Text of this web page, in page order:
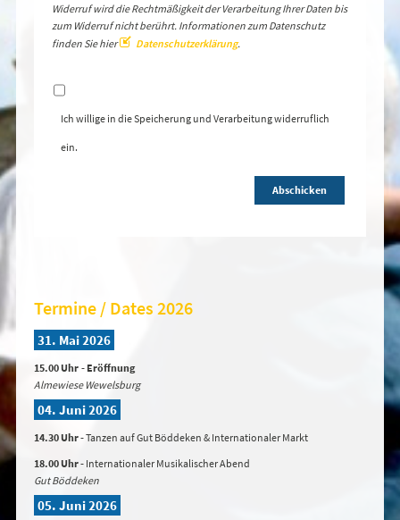
Widerruf wird die Rechtmäßigkeit der Verarbeitung Ihrer Daten bis
zum Widerruf nicht berührt. Informationen zum Datenschutz
finden Sie hier
Datenschutzerklärung.
Ich willige in die Speicherung und Verarbeitung widerruflich
ein.
Abschicken
Termine / Dates 2026
31. Mai 2026
15.00 Uhr- Eröffnung
Almewiese Wewelsburg
04. Juni 2026
14.30 Uhr-Tanzen auf Gut Böddeken & Internationaler Markt
18.00 Uhr -Internationaler Musikalischer Abend
Gut Böddeken
05. Juni 2026